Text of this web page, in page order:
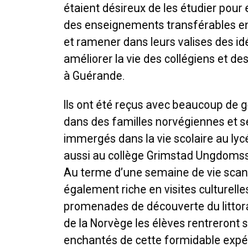
étaient désireux de les étudier pour
des enseignements transférables
et ramener dans leurs valises des
améliorer la vie des collégiens et
à Guérande.
Ils ont été reçus avec beaucoup de
dans des familles norvégiennes et
immergés dans la vie scolaire au
aussi au collège Grimstad
Au terme d’une semaine de vie
également riche en visites
promenades de découverte du
de la Norvège les élèves rentreront
enchantés de cette formidable